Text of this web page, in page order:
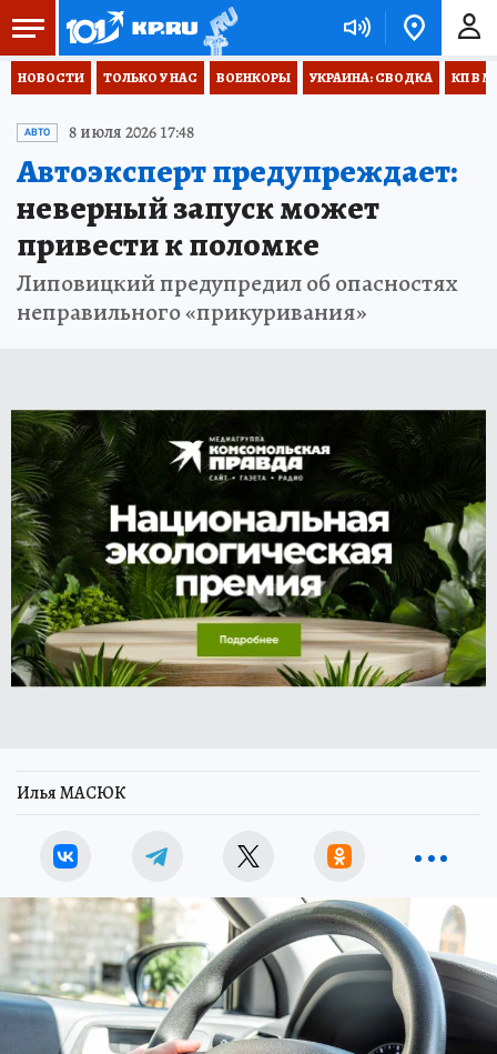
НОВОСТИ ТОЛЬКО У НАС ВОЕНКОРЫ УКРАИНА: СВОДКА КП В
АВТО 8 июля 2026 17:48
Автоэксперт предупреждает:
неверный запуск может
привести к поломке
Липовицкий предупредил об опасностях
неправильного «прикуривания»
Илья МАСЮК